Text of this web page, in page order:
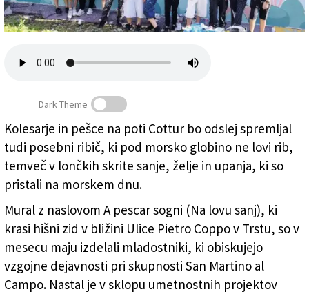
Pri novi umetnini
Dark Theme
Kolesarje in pešce na poti Cottur bo odslej spremljal
tudi posebni ribič, ki pod morsko globino ne lovi rib,
temveč v lončkih skrite sanje, želje in upanja, ki so
pristali na morskem dnu.
Mural z naslovom A pescar sogni (Na lovu sanj), ki
krasi hišni zid v bližini Ulice Pietro Coppo v Trstu, so v
mesecu maju izdelali mladostniki, ki obiskujejo
vzgojne dejavnosti pri skupnosti San Martino al
Campo. Nastal je v sklopu umetnostnih projektov